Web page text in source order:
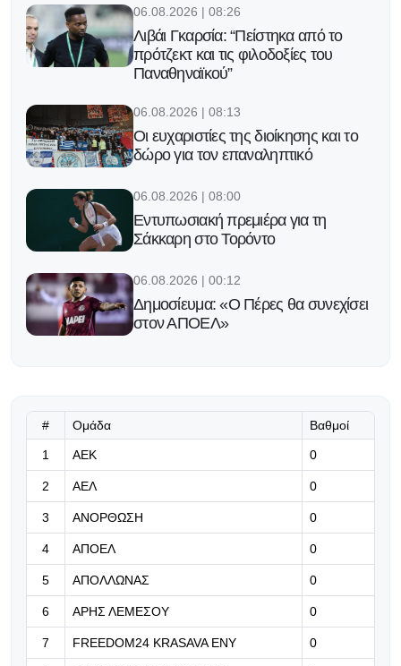
06.08.2026 | 08:26
Λιβάι Γκαρσία: “Πείστηκα από το
πρότζεκτ και τις φιλοδοξίες του
Παναθηναϊκού”
06.08.2026 | 08:13
Οι ευχαριστίες της διοίκησης και το
δώρο για τον επαναληπτικό
06.08.2026 | 08:00
Εντυπωσιακή πρεμιέρα για τη
Σάκκαρη στο Τορόντο
06.08.2026 | 00:12
Δημοσίευμα: «Ο Πέρες θα συνεχίσει
στον ΑΠΟΕΛ»
Έκαμψε την αντίσταση της Γκόρνικ
και φλερτάρει με τα playoffs του
Europa League η Φερεντσβάρος
05.08.2026 | 23:33
Ο Παναθηναϊκός έπαθε στο ΟΑΚΑ,
καλείται να μάθει από αυτό και να
προκριθεί μέσω Βουλγαρίας
# Ομάδα Βαθμοί
1 ΑΕΚ 0
2 ΑΕΛ 0
3 ΑΝΟΡΘΩΣΗ 0
4 ΑΠΟΕΛ 0
5 ΑΠΟΛΛΩΝΑΣ 0
6 ΑΡΗΣ ΛΕΜΕΣΟΥ 0
7 FREEDOM24 KRASAVA ΕΝΥ 0